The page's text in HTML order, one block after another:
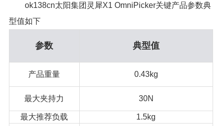
ok138cn太阳集团灵犀X1 OmniPicker关键产品参数典
型值如下
参数 典型值
产品重量 0.43kg
最大夹持力 30N
最大推荐负载
1.5kg